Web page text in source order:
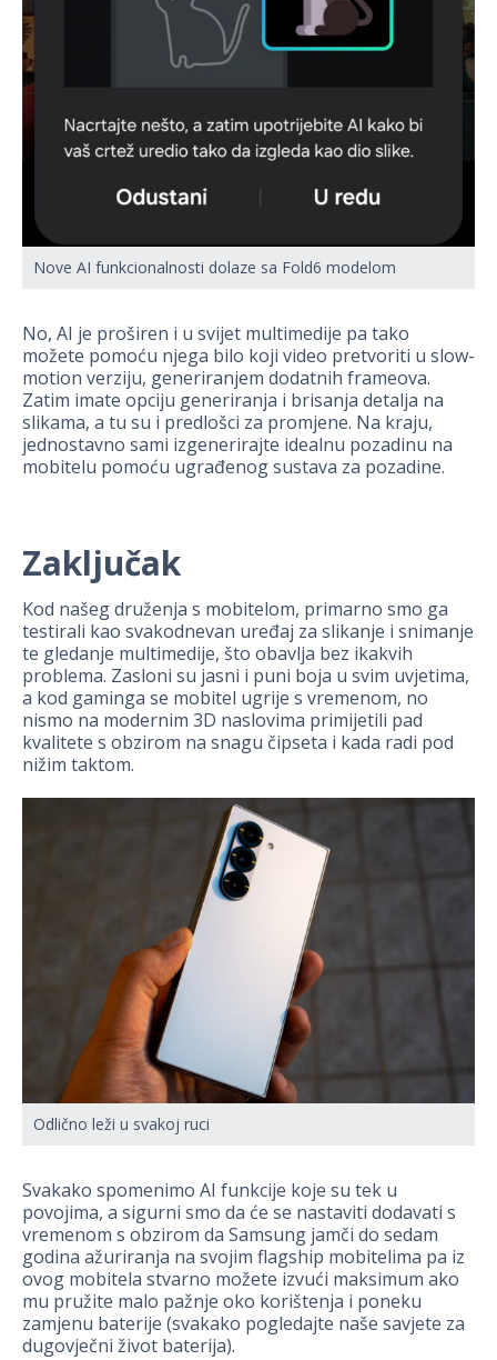
Nove AI funkcionalnosti dolaze sa Fold6 modelom
No, AI je proširen i u svijet multimedije pa tako
možete pomoću njega bilo koji video pretvoriti u slow-
motion verziju, generiranjem dodatnih frameova.
Zatim imate opciju generiranja i brisanja detalja na
slikama, a tu su i predlošci za promjene. Na kraju,
jednostavno sami izgenerirajte idealnu pozadinu na
mobitelu pomoću ugrađenog sustava za pozadine.
Zaključak
Kod našeg druženja s mobitelom, primarno smo ga
testirali kao svakodnevan uređaj za slikanje i snimanje
te gledanje multimedije, što obavlja bez ikakvih
problema. Zasloni su jasni i puni boja u svim uvjetima,
a kod gaminga se mobitel ugrije s vremenom, no
nismo na modernim 3D naslovima primijetili pad
kvalitete s obzirom na snagu čipseta i kada radi pod
nižim taktom.
Odlično leži u svakoj ruci
Svakako spomenimo AI funkcije koje su tek u
povojima, a sigurni smo da će se nastaviti dodavati s
vremenom s obzirom da Samsung jamči do sedam
godina ažuriranja na svojim flagship mobitelima pa iz
ovog mobitela stvarno možete izvući maksimum ako
mu pružite malo pažnje oko korištenja i poneku
zamjenu baterije (svakako pogledajte naše savjete za
dugovječni život baterija).